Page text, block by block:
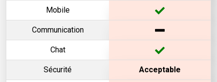
Mobile
Communication
Chat
Sécurité Acceptable